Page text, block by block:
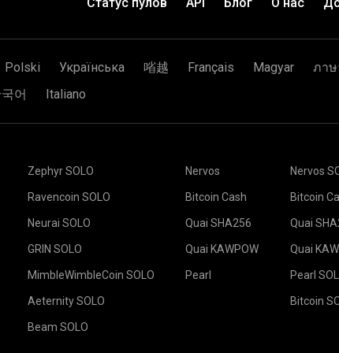
программы можно найти в разделе "Как
Зайдите на вкладку Workers.
Риг майнит на 2Miners, вы все настроили,
Вставьте адрес вашего кошелька в графу
как вам захочется в графе Name, нажмите
выберите ближайший к вам сервер, если вы
Polski Українська 㗂越 Français Magyar ภาษ
어 Italiano
Zephyr SOLO
Ravencoin SOLO
Neurai SOLO
GRIN SOLO
MimbleWimbleCoin SOLO
Aeternity SOLO
Beam SOLO
Nervos
Bitcoin Cash
Quai SHA256
Quai KAWPOW
Pearl
Nervos
Bitcoin
Quai
Quai
Pearl
Bitcoin